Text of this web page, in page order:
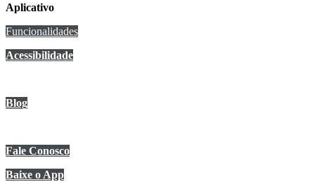
Aplicativo
Funcionalidades
Acessibilidade
Blog
Fale Conosco
Baixe o App